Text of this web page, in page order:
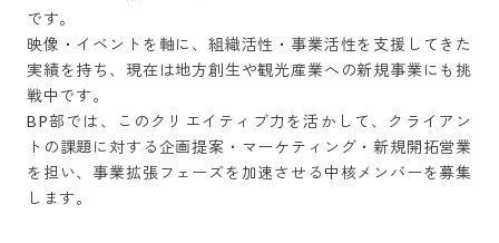
です。
映像・イベントを軸に、組織活性・事業活性を支援してきた
実績を持ち、現在は地方創生や観光産業への新規事業にも挑
戦中です。
BP部では、このクリエイティブ力を活かして、クライアン
トの課題に対する企画提案・マーケティング・新規開拓営業
を担い、事業拡張フェーズを加速させる中核メンバーを募集
します。